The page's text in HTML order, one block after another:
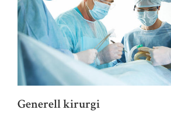
Generell kirurgi